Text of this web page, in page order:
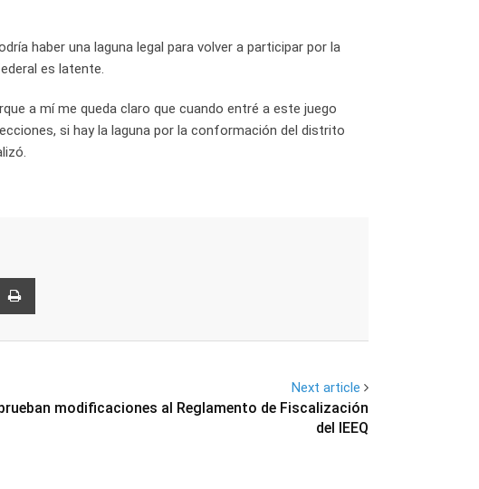
haber una laguna legal para volver a participar por la
es latente.
a mí me queda claro que cuando entré a este juego
si hay la laguna por la conformación del distrito
Next article
modificaciones al Reglamento de Fiscalización
del IEEQ